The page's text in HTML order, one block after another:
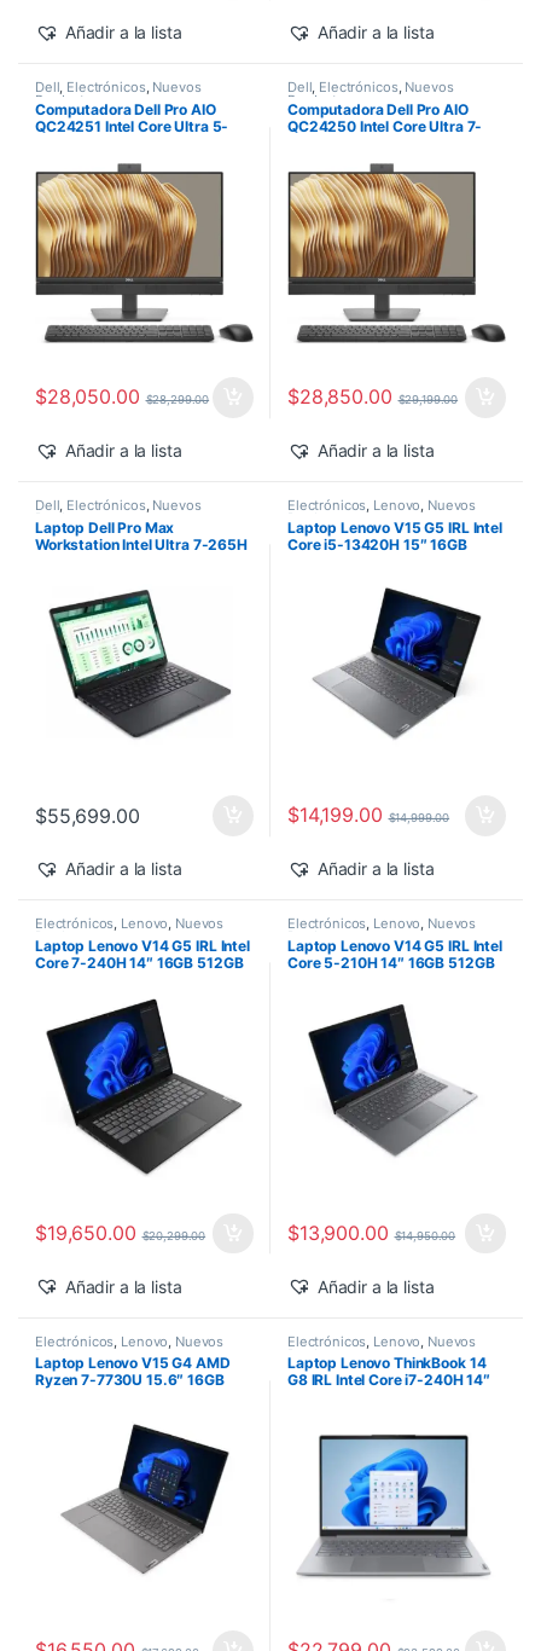
Añadir a la lista Añadir a la lista
Dell, Electrónicos, Nuevos
Productos
Computadora Dell Pro AIO
QC24251 Intel Core Ultra 5-
Windows 11 Pro
$28,050.00 $28,299.00
Añadir a la lista
Dell, Electrónicos, Nuevos
Productos
Computadora Dell Pro AIO
QC24250 Intel Core Ultra 7-
Windows 11 Pro
$28,850.00 $29,199.00
Añadir a la lista
Dell, Electrónicos, Nuevos
Productos
Laptop Dell Pro Max
Workstation Intel Ultra 7-265H
$55,699.00
Añadir a la lista
Electrónicos, Lenovo, Nuevos
Productos
Laptop Lenovo V15 G5 IRL Intel
Core i5-13420H 15″ 16GB
$14,199.00 $14,999.00
Añadir a la lista
Electrónicos Lenovo Nuevos
Laptop Lenovo V14 G5 IRL Intel
Core 7-240H 14″ 16GB 512GB
$19,650.00 $20,299.00
Añadir a la lista
Electrónicos Lenovo Nuevos
Laptop Lenovo V14 G5 IRL Intel
Core 5-210H 14″ 16GB 512GB
$13,900.00 $14,950.00
Añadir a la lista
Electrónicos Lenovo Nuevos
Productos
Laptop Lenovo V15 G4 AMD
Ryzen 7-7730U 15.6″ 16GB
Electrónicos Lenovo Nuevos
Productos
Laptop Lenovo ThinkBook 14
G8 IRL Intel Core i7-240H 14″